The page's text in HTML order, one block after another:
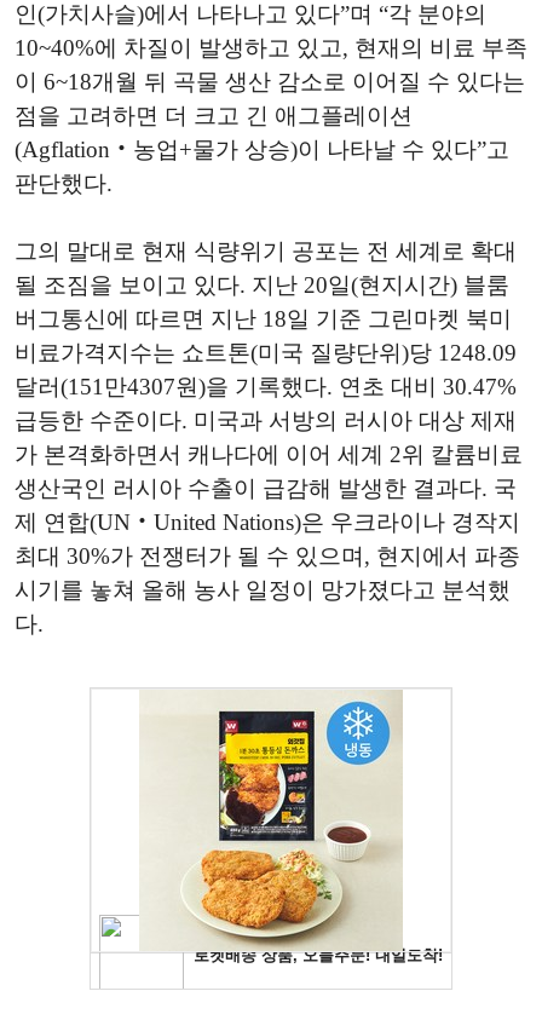
인(가치사슬)에서 나타나고 있다”며 “각 분야의
10~40%에 차질이 발생하고 있고, 현재의 비료 부족
이 6~18개월 뒤 곡물 생산 감소로 이어질 수 있다는
점을 고려하면 더 크고 긴 애그플레이션
(Agflation‧농업+물가 상승)이 나타날 수 있다”고
판단했다.
그의 말대로 현재 식량위기 공포는 전 세계로 확대
될 조짐을 보이고 있다. 지난 20일(현지시간) 블룸
버그통신에 따르면 지난 18일 기준 그린마켓 북미
비료가격지수는 쇼트톤(미국 질량단위)당 1248.09
달러(151만4307원)을 기록했다. 연초 대비 30.47%
급등한 수준이다. 미국과 서방의 러시아 대상 제재
가 본격화하면서 캐나다에 이어 세계 2위 칼륨비료
생산국인 러시아 수출이 급감해 발생한 결과다. 국
제 연합(UN‧United Nations)은 우크라이나 경작지
최대 30%가 전쟁터가 될 수 있으며, 현지에서 파종
시기를 놓쳐 올해 농사 일정이 망가졌다고 분석했
다.